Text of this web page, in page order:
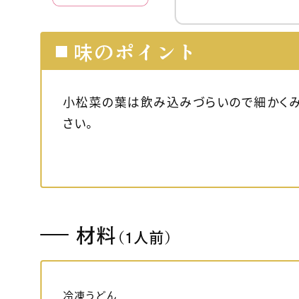
味のポイント
小松菜の葉は飲み込みづらいので細かくみ
さい。
材料 （1人前）
冷凍うどん